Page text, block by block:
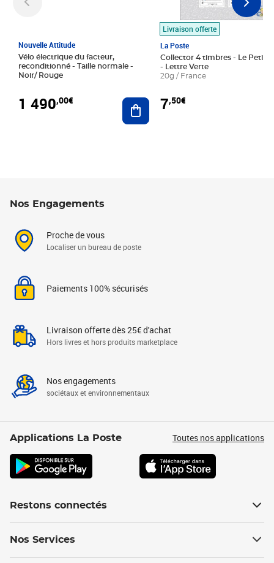
Nouvelle Attitude
Vélo électrique du facteur,
reconditionné - Taille normale -
Noir/ Rouge
1 490,00€ Ajouter au panier
Livraison offerte
La Poste
Collector 4 timbres - Le Petit
- Lettre Verte
20g / France
7,50€
Nos Engagements
Proche de vous
Localiser un bureau de poste
Paiements 100% sécurisés
Livraison offerte dès 25€ d'achat
Hors livres et hors produits marketplace
Nos engagements
sociétaux et environnementaux
Applications La Poste Toutes nos applications
Restons connectés
Nos Services